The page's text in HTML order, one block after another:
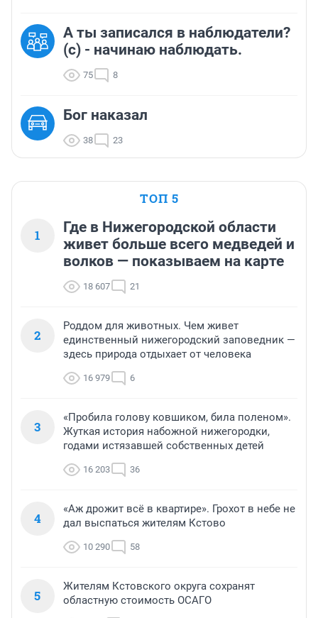
А ты записался в наблюдатели?
(c) - начинаю наблюдать.
75 8
Бог наказал
38 23
ТОП 5
1
Где в Нижегородской области
живет больше всего медведей и
волков — показываем на карте
18 607 21
2
Роддом для животных. Чем живет
единственный нижегородский заповедник —
здесь природа отдыхает от человека
16 979 6
3
«Пробила голову ковшиком, била поленом».
Жуткая история набожной нижегородки,
годами истязавшей собственных детей
16 203 36
4
«Аж дрожит всё в квартире». Грохот в небе не
дал выспаться жителям Кстово
10 290 58
5
Жителям Кстовского округа сохранят
областную стоимость ОСАГО